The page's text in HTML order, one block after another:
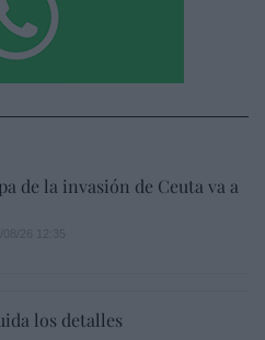
de la invasión de Ceuta va a
los detalles